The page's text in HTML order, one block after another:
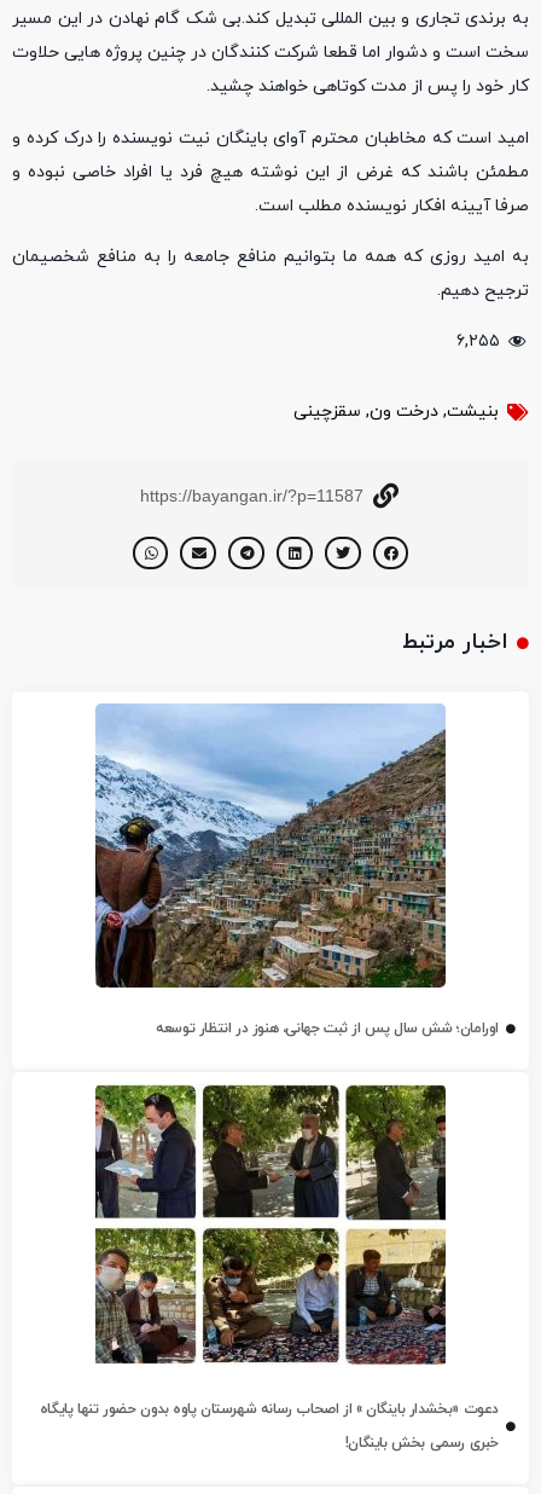
به برندی تجاری و بین المللی تبدیل کند.بی شک گام نهادن در این مسیر
سخت است و دشوار اما قطعا شرکت کنندگان در چنین پروژه هایی حلاوت
کار خود را پس از مدت کوتاهی خواهند چشید.
امید است که مخاطبان محترم آوای باینگان نیت نویسنده را درک کرده و
مطمئن باشند که غرض از این نوشته هیچ فرد یا افراد خاصی نبوده و
صرفا آیینه افکار نویسنده مطلب است.
به امید روزی که همه ما بتوانیم منافع جامعه را به منافع شخصیمان
ترجیح دهیم.
۶,۲۵۵
بنیشت, درخت ون, سقزچینی
https://bayangan.ir/?p=11587
اخبار مرتبط
اورامان؛ شش سال پس از ثبت جهانی، هنوز در انتظار توسعه
دعوت «بخشدار باینگان » از اصحاب رسانه شهرستان پاوه بدون حضور تنها پایگاه
خبری رسمی بخش باینگان!